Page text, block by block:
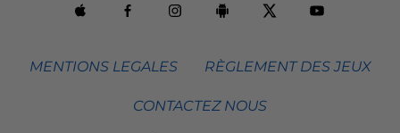
MENTIONS LEGALES RÈGLEMENT DES JEUX
CONTACTEZ NOUS